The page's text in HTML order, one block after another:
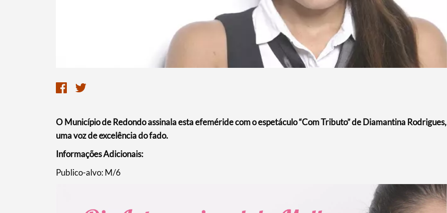
O Município de Redondo assinala esta efeméride com o espetáculo “Com Tributo” de Diamantina Rodrigues,
uma voz de excelência do fado.
Informações Adicionais:
Publico-alvo: M/6